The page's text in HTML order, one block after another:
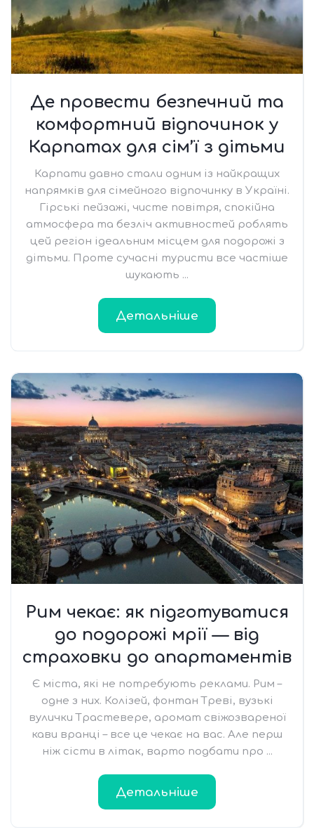
Де провести безпечний та
комфортний відпочинок у
Карпатах для сім’ї з дітьми
Карпати давно стали одним із найкращих
напрямків для сімейного відпочинку в Україні.
Гірські пейзажі, чисте повітря, спокійна
атмосфера та безліч активностей роблять
цей регіон ідеальним місцем для подорожі з
дітьми. Проте сучасні туристи все частіше
шукають ...
Детальніше
Рим чекає: як підготуватися
до подорожі мрії — від
страховки до апартаментів
Є міста, які не потребують реклами. Рим –
одне з них. Колізей, фонтан Треві, вузькі
вулички Трастевере, аромат свіжозвареної
кави вранці – все це чекає на вас. Але перш
ніж сісти в літак, варто подбати про ...
Детальніше